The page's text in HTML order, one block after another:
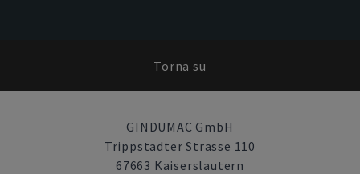
Torna su
GINDUMAC GmbH
Trippstadter Strasse 110
67663 Kaiserslautern